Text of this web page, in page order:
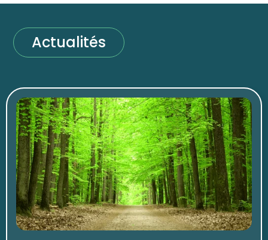
Actualités